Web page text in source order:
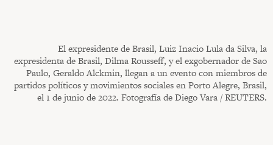
El expresidente de Brasil, Luiz Inacio Lula da Silva, la
expresidenta de Brasil, Dilma Rousseff, y el exgobernador de Sao
Paulo, Geraldo Alckmin, llegan a un evento con miembros de
partidos políticos y movimientos sociales en Porto Alegre, Brasil,
el 1 de junio de 2022. Fotografía de Diego Vara / REUTERS.